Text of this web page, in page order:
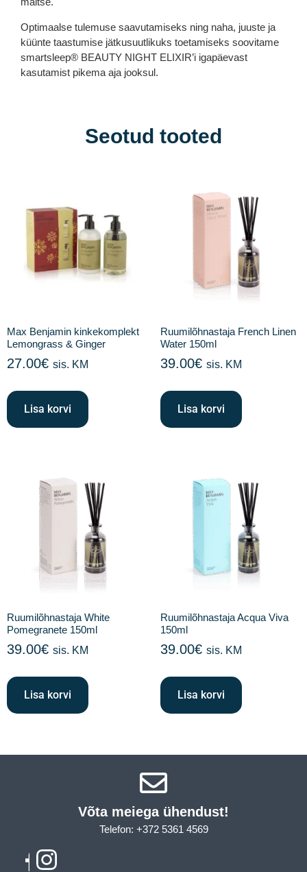
Optimaalse tulemuse saavutamiseks ning naha, juuste ja
küünte taastumise jätkusuutlikuks toetamiseks soovitame
smartsleep® BEAUTY NIGHT ELIXIR’i igapäevast
kasutamist pikema aja jooksul.
Seotud tooted
Max Benjamin kinkekomplekt
Lemongrass & Ginger
27.00€ sis. KM
Lisa korvi
Ruumilõhnastaja French Linen
Water 150ml
39.00€ sis. KM
Lisa korvi
Ruumilõhnastaja White
Pomegranete 150ml
39.00€ sis. KM
Lisa korvi
Ruumilõhnastaja Acqua Viva
150ml
39.00€ sis. KM
Lisa korvi
Võta meiega ühendust!​
Telefon: +372 5361 4569